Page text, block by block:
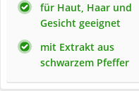
für Haut, Haar und
Gesicht geeignet
mit Extrakt aus
schwarzem Pfeffer